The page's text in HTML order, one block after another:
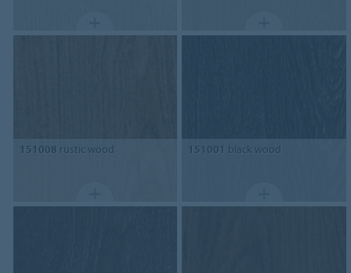
151008 rustic wood 151001 black wood